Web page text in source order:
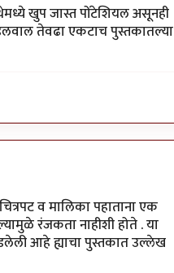
खुप जास्त पोंटेशियल असूनही
तेवढा एकटाच पुस्तकातल्या
व मालिका पहाताना एक
रंजकता नाहीशी होते . या
आहे ह्याचा पुस्तकात उल्लेख